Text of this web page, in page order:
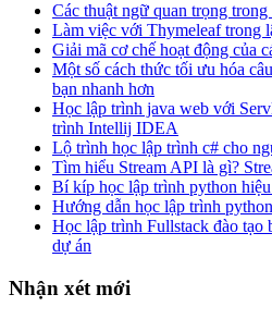
Các thuật ngữ quan trọng
Làm việc với Thymeleaf trong
Giải mã cơ chế hoạt động của
Một số cách thức tối ưu hóa
bạn nhanh hơn
Học lập trình java web với
trình Intellij IDEA
Lộ trình học lập trình c# cho
Tìm hiểu Stream API là gì?
Bí kíp học lập trình python
Hướng dẫn học lập trình
Học lập trình Fullstack đào tạo
dự án
Nhận xét mới